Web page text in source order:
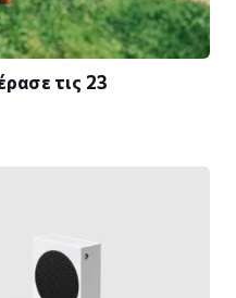
τις 23